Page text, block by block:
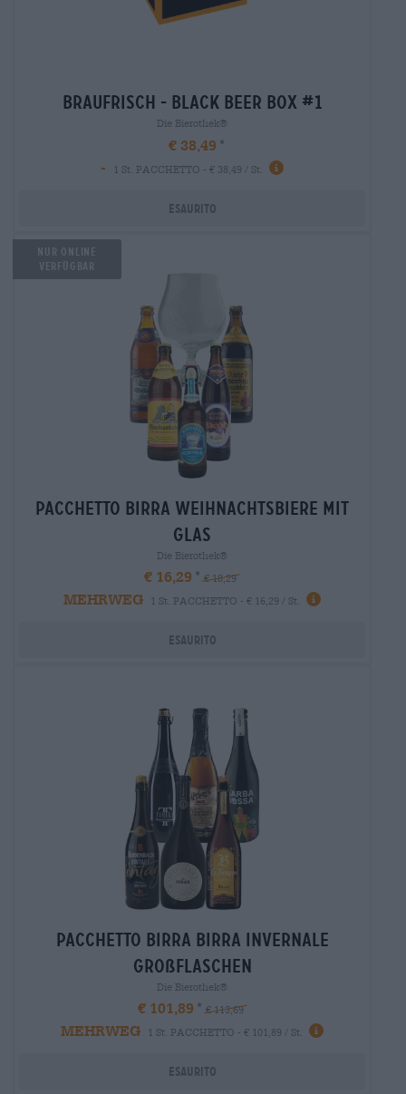
braufrisch - black beer box #1
Die Bierothek®
€ 38,49
-
1 St. PACCHETTO - € 38,49 / St.
Esaurito
NUR ONLINE
VERFÜGBAR
Pacchetto birra weihnachtsbiere mit
glas
Die Bierothek®
€ 16,29 € 18,29
MEHRWEG 1 St. PACCHETTO - € 16,29 / St.
Esaurito
Pacchetto birra Birra invernale
großflaschen
Die Bierothek®
€ 101,89 € 113,69
MEHRWEG 1 St. PACCHETTO - € 101,89 / St.
Esaurito